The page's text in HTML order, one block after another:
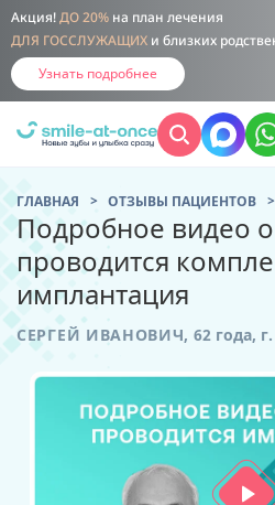
Акция! ДО 20% на план лечения
ДЛЯ ГОССЛУЖАЩИХ и близких
Узнать подробнее
ГЛАВНАЯ ОТЗЫВЫ ПАЦИЕНТОВ
Подробное видео
проводится
имплантация
СЕРГЕЙ ИВАНОВИЧ, 62 года,